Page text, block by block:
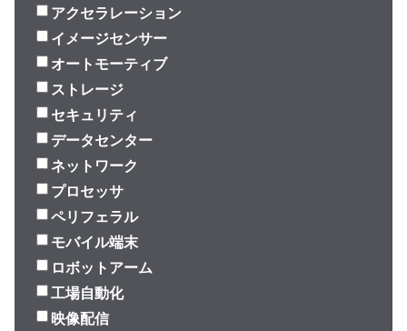
アクセラレーション
イメージセンサー
オートモーティブ
ストレージ
セキュリティ
データセンター
ネットワーク
プロセッサ
ペリフェラル
モバイル端末
ロボットアーム
工場自動化
映像配信